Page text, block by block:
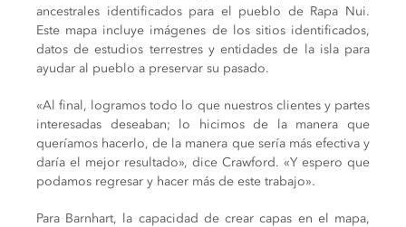
ancestrales identificados para el pueblo de Rapa Nui.
Este mapa incluye imágenes de los sitios identificados,
datos de estudios terrestres y entidades de la isla para
ayudar al pueblo a preservar su pasado.
«Al final, logramos todo lo que nuestros clientes y partes
interesadas deseaban; lo hicimos de la manera que
queríamos hacerlo, de la manera que sería más efectiva y
daría el mejor resultado», dice Crawford. «Y espero que
podamos regresar y hacer más de este trabajo».
Para Barnhart, la capacidad de crear capas en el mapa,